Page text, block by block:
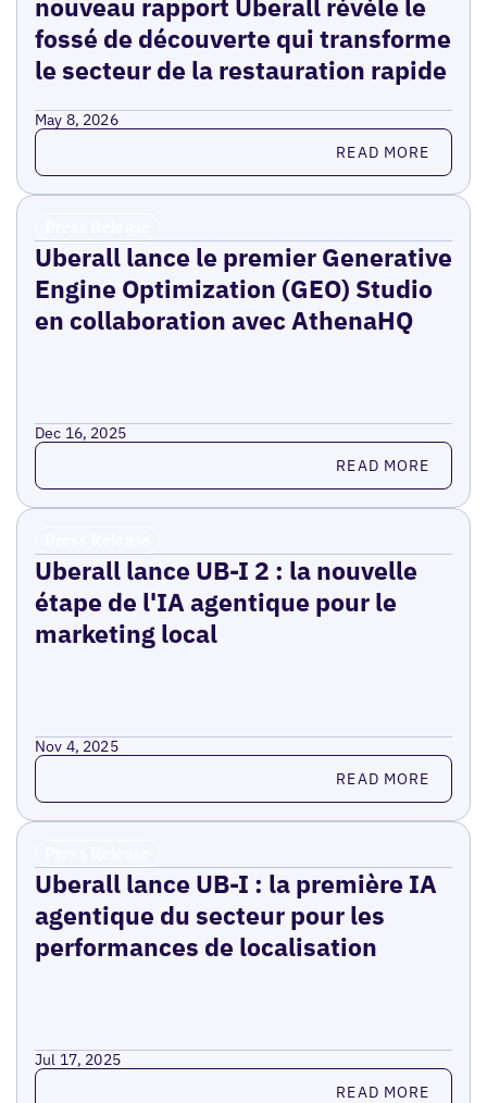
nouveau rapport Uberall révèle le
fossé de découverte qui transforme
le secteur de la restauration rapide
May 8, 2026
Read more READ MORE
Uberall lance le premier Generative
Engine Optimization (GEO) Studio
en collaboration avec AthenaHQ
Dec 16, 2025
Read more READ MORE
Uberall lance UB-I 2 : la nouvelle
étape de l'IA agentique pour le
marketing local
Nov 4, 2025
Read more READ MORE
Uberall lance UB-I : la première IA
agentique du secteur pour les
performances de localisation
Jul 17, 2025
Read more READ MORE